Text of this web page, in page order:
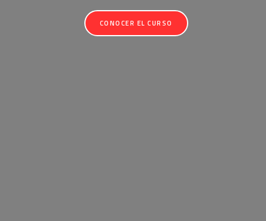
CONOCER EL CURSO